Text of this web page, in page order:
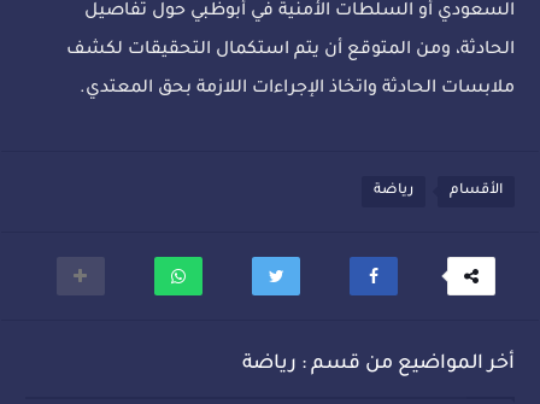
السعودي أو السلطات الأمنية في أبوظبي حول تفاصيل
الحادثة، ومن المتوقع أن يتم استكمال التحقيقات لكشف
ملابسات الحادثة واتخاذ الإجراءات اللازمة بحق المعتدي.
الأقسام رياضة
أخر المواضيع من قسم : رياضة